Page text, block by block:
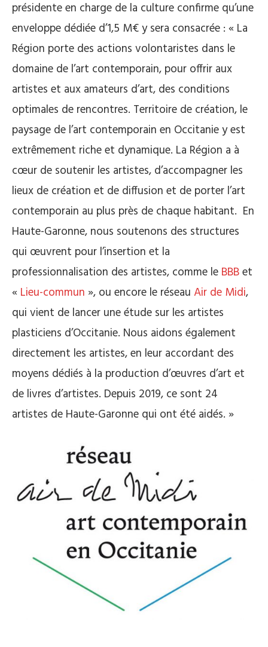
présidente en charge de la culture confirme qu’une
enveloppe dédiée d’1,5 M€ y sera consacrée : « La
Région porte des actions volontaristes dans le
domaine de l’art contemporain, pour offrir aux
artistes et aux amateurs d’art, des conditions
optimales de rencontres. Territoire de création, le
paysage de l’art contemporain en Occitanie y est
extrêmement riche et dynamique. La Région a à
cœur de soutenir les artistes, d’accompagner les
lieux de création et de diffusion et de porter l’art
contemporain au plus près de chaque habitant. En
Haute-Garonne, nous soutenons des structures
qui œuvrent pour l’insertion et la
professionnalisation des artistes, comme le BBBet
« Lieu-commun », ou encore le réseau Air de Midi,
qui vient de lancer une étude sur les artistes
plasticiens d’Occitanie. Nous aidons également
directement les artistes, en leur accordant des
moyens dédiés à la production d’œuvres d’art et
de livres d’artistes. Depuis 2019, ce sont 24
artistes de Haute-Garonne qui ont été aidés. »